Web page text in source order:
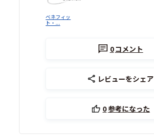
ベネフィッ
ト・...
0コメント
レビューをシェア
0参考になった